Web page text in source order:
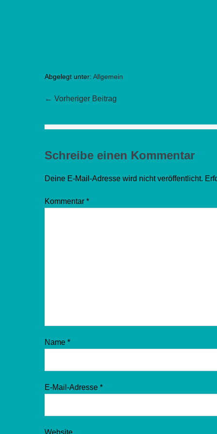
Abgelegt unter: Allgemein
Beitragsnavigation
← Vorheriger Beitrag
Schreibe einen Kommentar
Deine E-Mail-Adresse wird nicht veröffentlicht.
Kommentar *
Name *
E-Mail-Adresse *
Website